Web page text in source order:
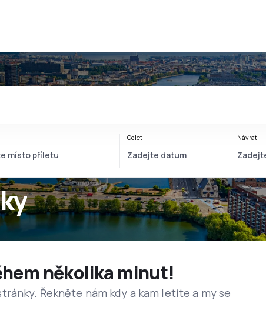
Odlet Návrat
několika minut!
Řekněte nám kdy a kam letíte a my se